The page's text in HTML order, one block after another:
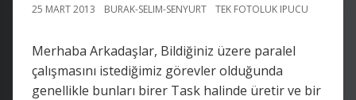
25 MART 2013 BURAK-SELIM-SENYURT TEK FOTOLUK IPUCU
Merhaba Arkadaşlar, Bildiğiniz üzere paralel
çalışmasını istediğimiz görevler olduğunda
genellikle bunları birer Task halinde üretir ve bir